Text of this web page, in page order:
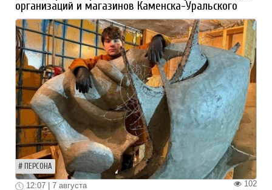
организаций и магазинов Каменска-Уральского
ПЕРСОНА
102
12:07 | 7 августа